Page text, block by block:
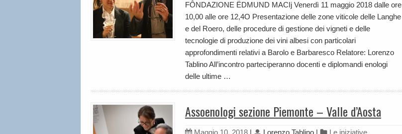
FÔNDAZIONE ËDMUND MACIj Venerdì 11 maggio 2018 dalle ore
10,00 alle ore 12,4O Presentazione delle zone viticole delle Langhe
e del Roero, delle procedure di gestione dei vigneti e delle
tecnologie di produzione dei vini albesi con particolari
approfondimenti relativi a Barolo e Barbaresco Relatore: Lorenzo
Tablino All’incontro parteciperanno docenti e diplomandi enologi
delle ultime …
Assoenologi sezione Piemonte – Valle d’Aosta
Maggio 10, 2018 | Lorenzo Tablino | Le iniziative